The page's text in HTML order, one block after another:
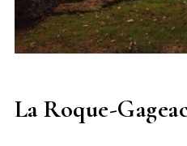
La Roque-